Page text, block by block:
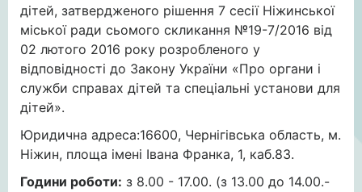
дітей, затвердженого рішення 7 сесії Ніжинської
міської ради сьомого скликання №19-7/2016 від
02 лютого 2016 року розробленого у
відповідності до Закону України «Про органи і
служби справах дітей та спеціальні установи для
дітей».
Юридична адреса:16600, Чернігівська область, м.
Ніжин, площа імені Івана Франка, 1, каб.83.
Години роботи: з 8.00 - 17.00. (з 13.00 до 14.00.-